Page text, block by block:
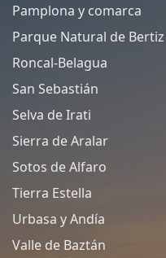
Pamplona y comarca
Parque Natural de Bertiz
Roncal-Belagua
San Sebastián
Selva de Irati
Sierra de Aralar
Sotos de Alfaro
Tierra Estella
Urbasa y Andía
Valle de Baztán